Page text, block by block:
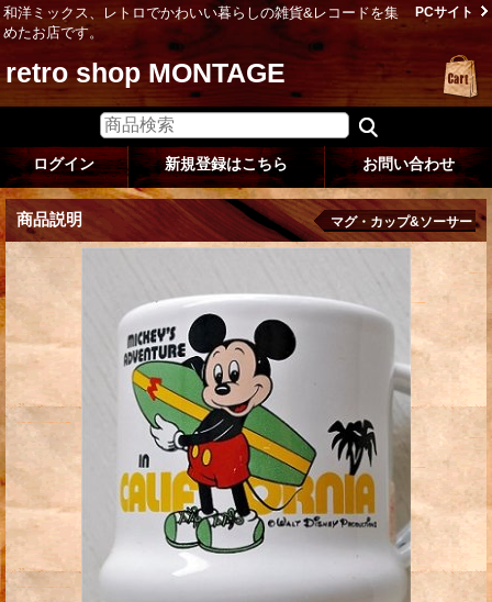
和洋ミックス、レトロでかわいい暮らしの雑貨&レコードを集
めたお店です。
PCサイト
retro shop MONTAGE
ログイン 新規登録はこちら お問い合わせ
商品説明 マグ・カップ&ソーサー